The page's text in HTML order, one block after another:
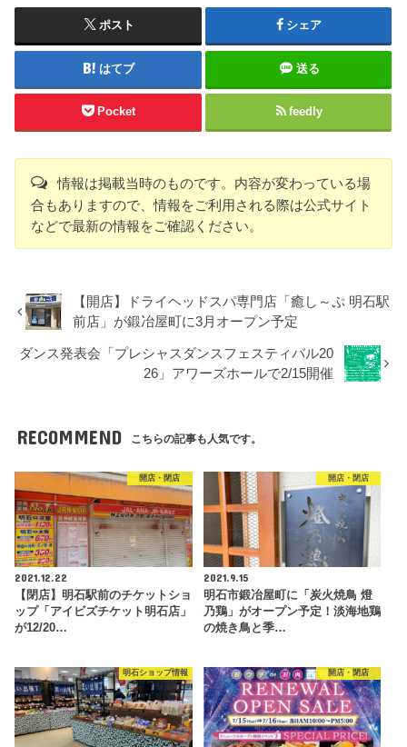
ポスト シェア
はてブ 送る
Pocket feedly
情報は掲載当時のものです。内容が変わっている場
合もありますので、情報をご利用される際は公式サイト
などで最新の情報をご確認ください。
【開店】ドライヘッドスパ専門店「癒し～ぷ 明石駅
前店」が鍛冶屋町に3月オープン予定
ダンス発表会「プレシャスダンスフェスティバル20
26」アワーズホールで2/15開催
RECOMMEND こちらの記事も人気です。
開店・閉店
2021.12.22
【閉店】明石駅前のチケットショ
ップ「アイビズチケット明石店」
が12/20…
開店・閉店
2021.9.15
明石市鍛冶屋町に「炭火焼鳥 燈
乃鶏」がオープン予定！淡海地鶏
の焼き鳥と季…
明石ショップ情報 開店・閉店